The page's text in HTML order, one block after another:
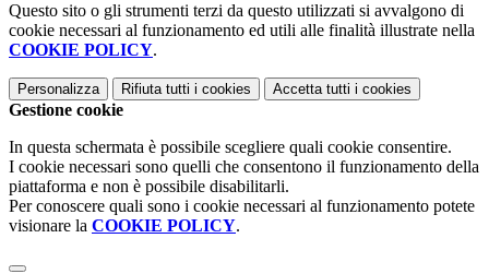
Questo sito o gli strumenti terzi da questo utilizzati si avvalgono di
cookie necessari al funzionamento ed utili alle finalità illustrate nella
COOKIE POLICY.
Personalizza Rifiuta tutti i cookies Accetta tutti i cookies
Gestione cookie
In questa schermata è possibile scegliere quali cookie consentire.
I cookie necessari sono quelli che consentono il funzionamento della
piattaforma e non è possibile disabilitarli.
Per conoscere quali sono i cookie necessari al funzionamento potete
visionare la COOKIE POLICY.